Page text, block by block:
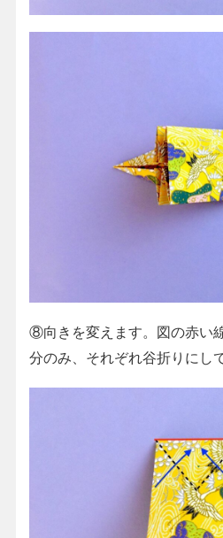
⑧向きを変えます。図の赤い
分のみ、それぞれ谷折りにし